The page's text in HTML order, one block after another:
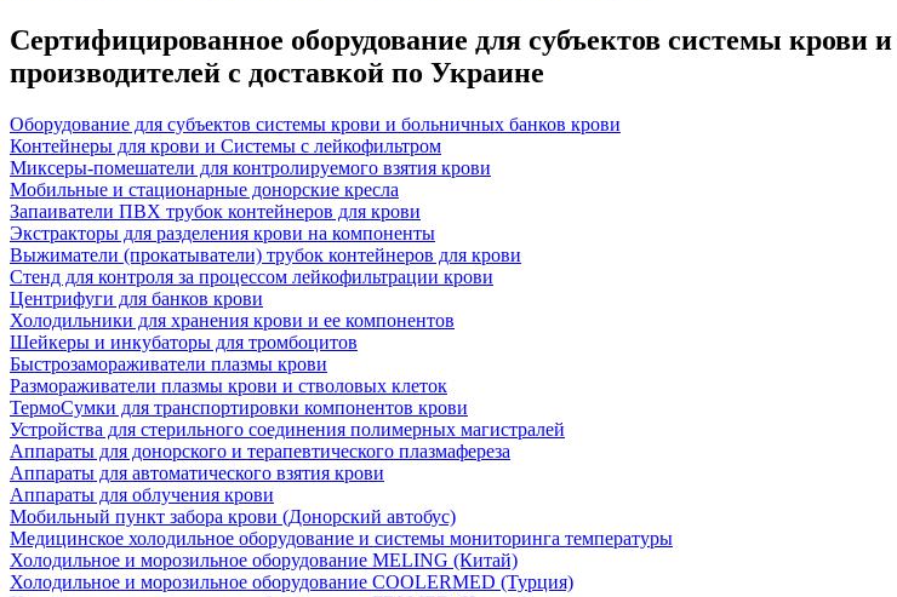
Сертифицированное оборудование для субъектов системы крови
производителей с доставкой по Украине
Оборудование для субъектов системы крови и больничных банков крови
Контейнеры для крови и Системы с лейкофильтром
Миксеры-помешатели для контролируемого взятия крови
Мобильные и стационарные донорские кресла
Запаиватели ПВХ трубок контейнеров для крови
Экстракторы для разделения крови на компоненты
Выжиматели (прокатыватели) трубок контейнеров для крови
Стенд для контроля за процессом лейкофильтрации крови
Центрифуги для банков крови
Холодильники для хранения крови и ее компонентов
Шейкеры и инкубаторы для тромбоцитов
Быстрозамораживатели плазмы крови
Размораживатели плазмы крови и стволовых клеток
ТермоСумки для транспортировки компонентов крови
Устройства для стерильного соединения полимерных магистралей
Аппараты для донорского и терапевтического плазмафереза
Аппараты для автоматического взятия крови
Аппараты для облучения крови
Мобильный пункт забора крови (Донорский автобус)
Медицинское холодильное оборудование и системы мониторинга температуры
Холодильное и морозильное оборудование MELING (Китай)
Холодильное и морозильное оборудование COOLERMED (Турция)